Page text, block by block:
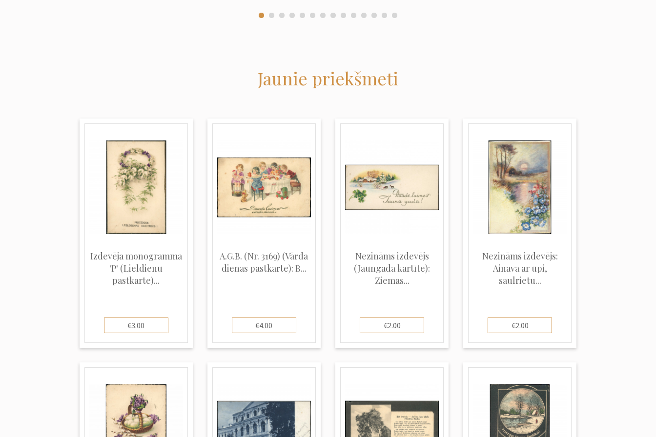
Jaunie priekšmeti
Izdevēja monogramma
'P' (Lieldienu
pastkarte)...
€3.00
A.G.B. (Nr. 3169) (Vārda
dienas pastkarte): B...
€4.00
Nezināms izdevējs
(Jaungada kartīte):
Ziemas...
€2.00
Nezināms izdevējs:
Ainava ar upi,
saulrietu...
€2.00